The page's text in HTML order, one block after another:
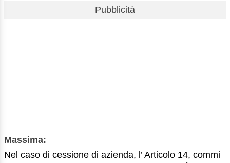
Pubblicità
Massima:
Nel caso di cessione di azienda, l’ Articolo 14, commi